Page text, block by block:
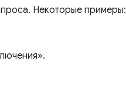
Некоторые примеры: